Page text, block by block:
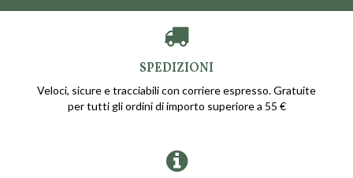
SPEDIZIONI
Veloci, sicure e tracciabili con corriere espresso. Gratuite
per tutti gli ordini di importo superiore a 55 €